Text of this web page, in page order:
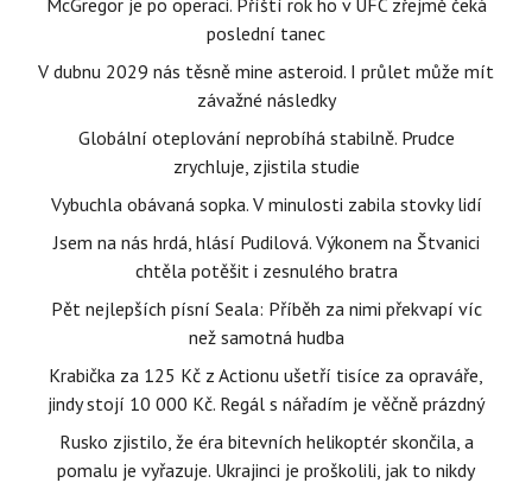
McGregor je po operaci. Příští rok ho v UFC zřejmě čeká
poslední tanec
V dubnu 2029 nás těsně mine asteroid. I průlet může mít
závažné následky
Globální oteplování neprobíhá stabilně. Prudce
zrychluje, zjistila studie
Vybuchla obávaná sopka. V minulosti zabila stovky lidí
Jsem na nás hrdá, hlásí Pudilová. Výkonem na Štvanici
chtěla potěšit i zesnulého bratra
Pět nejlepších písní Seala: Příběh za nimi překvapí víc
než samotná hudba
Krabička za 125 Kč z Actionu ušetří tisíce za opraváře,
jindy stojí 10 000 Kč. Regál s nářadím je věčně prázdný
Rusko zjistilo, že éra bitevních helikoptér skončila, a
pomalu je vyřazuje. Ukrajinci je proškolili, jak to nikdy